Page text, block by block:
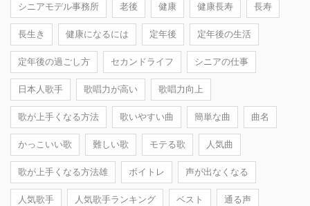
シニアモデル事務所 老後 健康 健康長寿 長寿
長生き 健康になるには 定年後 定年後の生活
定年後の過ごし方 セカンドライフ シニアの仕事
日本人歌手 歌唱力が高い 歌唱力向上
歌が上手くなる方法 歌いやすい曲 簡単な曲 曲名
かっこいい歌 難しい歌 モテる歌 人気曲
歌が上手くなる方法雄 ボイトレ 声が出なくなる
人気歌手 人気歌手ランキング ベスト 通る声